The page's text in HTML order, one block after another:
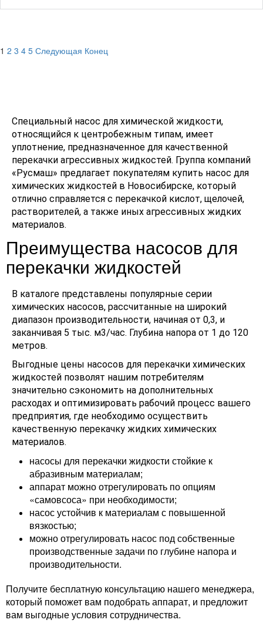
1 2 3 4 5 Следующая Конец
Специальный насос для химической жидкости,
относящийся к центробежным типам, имеет
уплотнение, предназначенное для качественной
перекачки агрессивных жидкостей. Группа компаний
«Русмаш» предлагает покупателям купить насос для
химических жидкостей в Новосибирске, который
отлично справляется с перекачкой кислот, щелочей,
растворителей, а также иных агрессивных жидких
материалов.
Преимущества насосов для
перекачки жидкостей
В каталоге представлены популярные серии
химических насосов, рассчитанные на широкий
диапазон производительности, начиная от 0,3, и
заканчивая 5 тыс. м3/час. Глубина напора от 1 до 120
метров.
Выгодные цены насосов для перекачки химических
жидкостей позволят нашим потребителям
значительно сэкономить на дополнительных
расходах и оптимизировать рабочий процесс вашего
предприятия, где необходимо осуществить
качественную перекачку жидких химических
материалов.
насосы для перекачки жидкости стойкие к
абразивным материалам;
аппарат можно отрегулировать по опциям
«самовсоса» при необходимости;
насос устойчив к материалам с повышенной
вязкостью;
можно отрегулировать насос под собственные
производственные задачи по глубине напора и
производительности.
Получите бесплатную консультацию нашего менеджера,
который поможет вам подобрать аппарат, и предложит
вам выгодные условия сотрудничества.